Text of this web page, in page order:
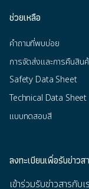
ช่วยเหลือ
คำถามที่พบบ่อย
การจัดส่งและการคืนสิน
Safety Data Sheet
Technical Data Sheet
แบบทดสอบสี
ลงทะเบียนเพื่อรับข่าวส
เข้าร่วมรับข่าวสารกับ